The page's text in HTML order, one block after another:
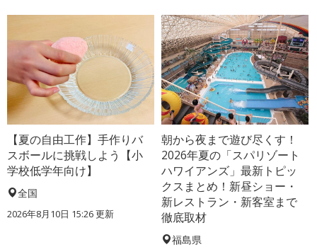
【夏の自由工作】手作りバ
スボールに挑戦しよう【小
学校低学年向け】
全国
2026年8月10日 15:26更新
朝から夜まで遊び尽くす！
2026年夏の「スパリゾート
ハワイアンズ」最新トピッ
クスまとめ！新昼ショー・
新レストラン・新客室まで
徹底取材
福島県